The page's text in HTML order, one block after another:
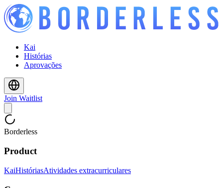
Kai
Histórias
Aprovações
Join Waitlist
Borderless
Product
KaiHistóriasAtividades extracurriculares